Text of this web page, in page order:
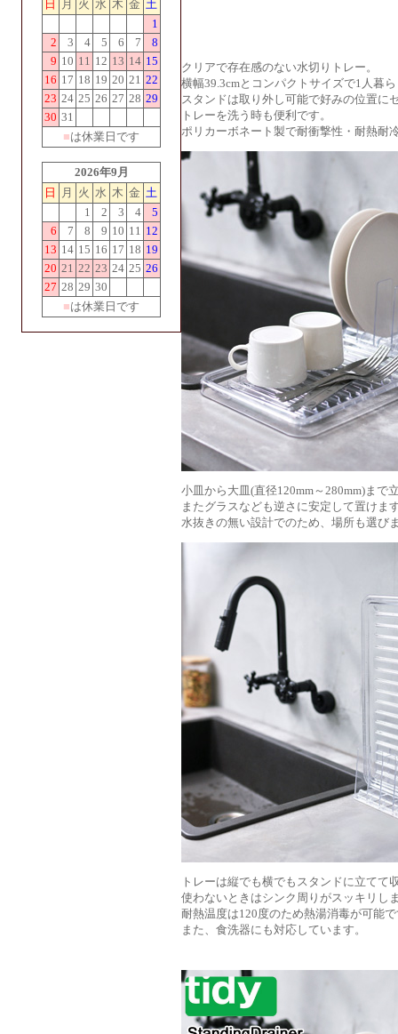
日
月 火 水 木 金 土
1
2
3 4 5 6 7
8
9 10 11 12 13 14 15
16 17 18 19 20 21 22
23 24 25 26 27 28 29
30 31
■は休業日です
2026年9月
日
月 火 水 木 金 土
1
2 3 4
5
6
7 8 9 10 11 12
13 14 15 16 17 18 19
20 21 22 23 24 25 26
27 28 29 30
■は休業日です
クリアで存在感のない水切りトレー。
横幅39.3cmとコンパクトサイズで1人暮
スタンドは取り外し可能で好みの位置に
トレーを洗う時も便利です。
ポリカーボネート製で耐衝撃性・耐熱耐
小皿から大皿(直径120mm～280mm)まで
またグラスなども逆さに安定して置けま
水抜きの無い設計でのため、場所も選び
トレーは縦でも横でもスタンドに立てて
使わないときはシンク周りがスッキリし
耐熱温度は120度のため熱湯消毒が可能
また、食洗器にも対応しています。